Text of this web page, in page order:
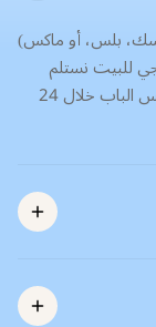
بلس، أو ماكس)
للبيت نستلم
الكيس، نغسل ونكوي ونغلف، ونرجعه لك على نفس الباب خلال 24